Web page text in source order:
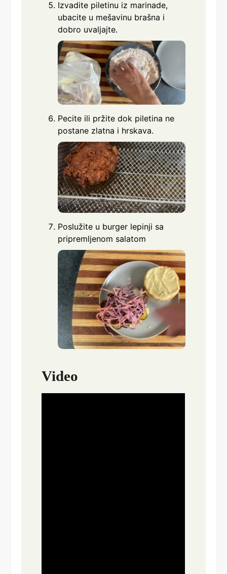
Izvadite piletinu iz marinade,
ubacite u mešavinu brašna i
dobro uvaljajte.
Pecite ili pržite dok piletina ne
postane zlatna i hrskava.
Poslužite u burger lepinji sa
pripremljenom salatom
Video